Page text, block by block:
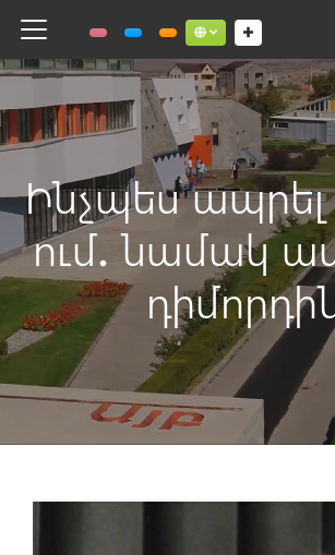
Toggle navigation Social links
Ինչպես ապրել
ում․ նամակ